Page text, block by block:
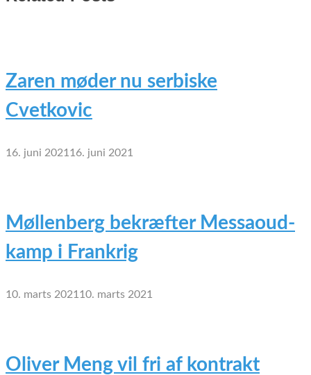
Zaren møder nu serbiske
Cvetkovic
16. juni 2021 16. juni 2021
Møllenberg bekræfter Messaoud-
kamp i Frankrig
10. marts 2021 10. marts 2021
Oliver Meng vil fri af kontrakt